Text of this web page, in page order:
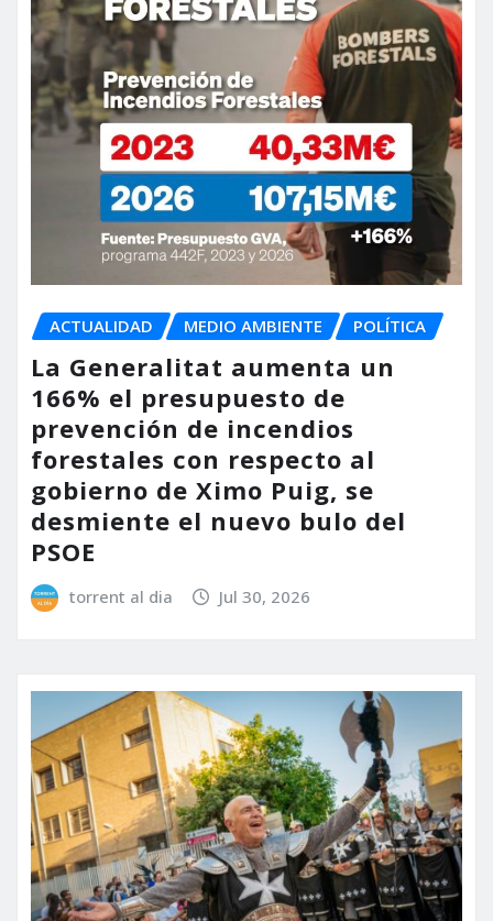
ACTUALIDAD MEDIO AMBIENTE POLÍTICA
La Generalitat aumenta un
166% el presupuesto de
prevención de incendios
forestales con respecto al
gobierno de Ximo Puig, se
desmiente el nuevo bulo del
PSOE
torrent al dia Jul 30, 2026